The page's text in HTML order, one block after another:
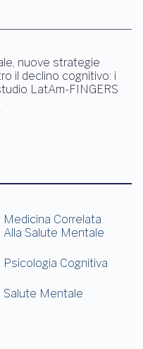
nuove strategie
il declino cognitivo: i
LatAm-FINGERS
Medicina Correlata
Alla Salute Mentale
Psicologia Cognitiva
Salute Mentale